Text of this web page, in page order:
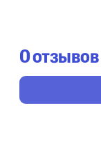
0 отзывов